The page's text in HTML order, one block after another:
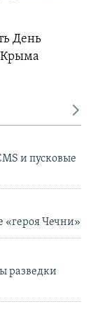
День
Крыма
и пусковые
«героя Чечни»
разведки